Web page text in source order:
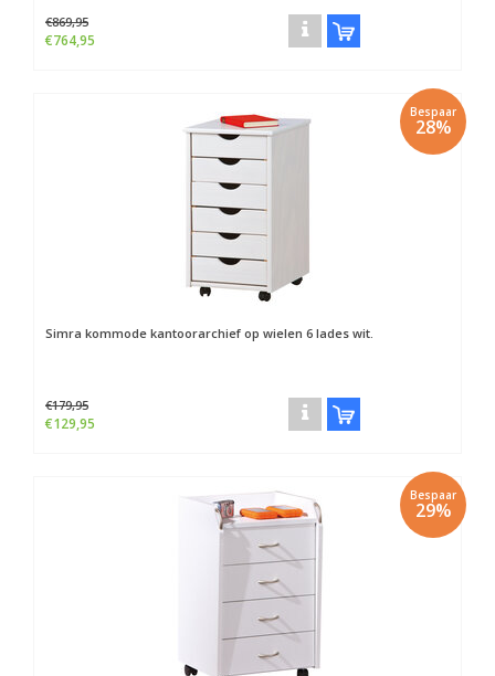
€869,95
€764,95
Bespaar
28%
Simra kommode kantoorarchief op wielen 6 lades wit.
€179,95
€129,95
Bespaar
29%